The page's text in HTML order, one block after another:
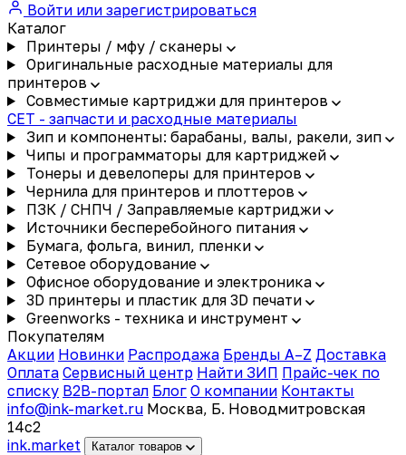
Войти или зарегистрироваться
Каталог
Принтеры / мфу / сканеры
Оригинальные расходные материалы для
принтеров
Совместимые картриджи для принтеров
CET - запчасти и расходные материалы
Зип и компоненты: барабаны, валы, ракели, зип
Чипы и программаторы для картриджей
Тонеры и девелоперы для принтеров
Чернила для принтеров и плоттеров
ПЗК / СНПЧ / Заправляемые картриджи
Источники бесперебойного питания
Бумага, фольга, винил, пленки
Сетевое оборудование
Офисное оборудование и электроника
3D принтеры и пластик для 3D печати
Greenworks - техника и инструмент
Покупателям
Акции Новинки Распродажа Бренды A–Z Доставка
Оплата Сервисный центр Найти ЗИП Прайс-чек по
списку B2B-портал Блог О компании Контакты
info@ink-market.ru Москва, Б. Новодмитровская
14с2
ink.market Каталог товаров